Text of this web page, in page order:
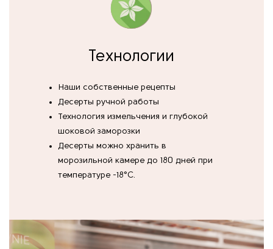
Технологии
Наши собственные рецепты
Десерты ручной работы
Технология измельчения и глубокой
шоковой заморозки
Десерты можно хранить в
морозильной камере до 180 дней при
температуре -18°C.